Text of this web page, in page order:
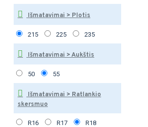
Išmatavimai > Plotis
215 225 235
Išmatavimai > Aukštis
50 55
Išmatavimai > Ratlankio
skersmuo
R16 R17 R18